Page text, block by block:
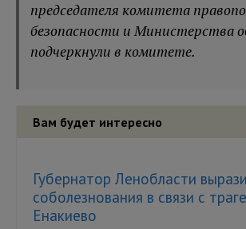
председателя комитета
безопасности и Министерства
подчеркнули в комитете.
Вам будет интересно
Губернатор Ленобласти
соболезнования в связи с
Енакиево